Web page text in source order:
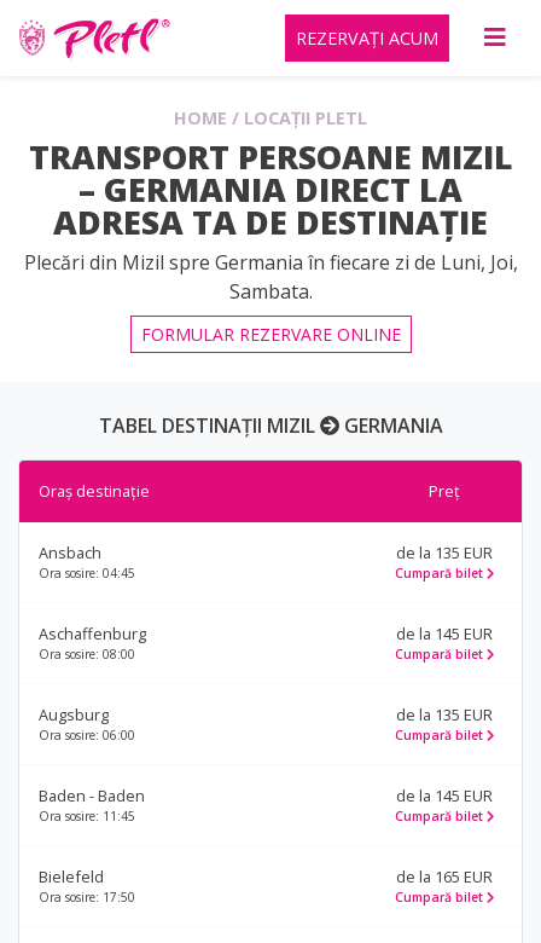
REZERVAȚI ACUM
HOME / LOCAȚII PLETL
TRANSPORT PERSOANE MIZIL
– GERMANIA DIRECT LA
ADRESA TA DE DESTINAȚIE
Plecări din Mizil spre Germania în fiecare zi de Luni, Joi,
Sambata.
FORMULAR REZERVARE ONLINE
TABEL DESTINAȚII MIZIL GERMANIA
Oraș destinație Preț
Ansbach
Ora sosire: 04:45
de la 135 EUR
Cumpară bilet
Aschaffenburg
Ora sosire: 08:00
de la 145 EUR
Cumpară bilet
Augsburg
Ora sosire: 06:00
de la 135 EUR
Cumpară bilet
Baden - Baden
Ora sosire: 11:45
de la 145 EUR
Cumpară bilet
Bielefeld
Ora sosire: 17:50
de la 165 EUR
Cumpară bilet